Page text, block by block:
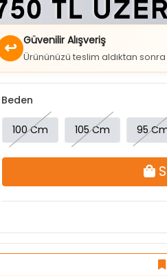
↩ Güvenilir Alışveriş
Ürününüzü teslim aldıktan sonra
100 Cm